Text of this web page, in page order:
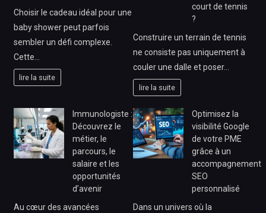
Choisir le cadeau idéal pour une
baby shower peut parfois
sembler un défi complexe.
Cette…
lire la suite
court de tennis
?
Construire un terrain de tennis
ne consiste pas uniquement à
couler une dalle et poser…
lire la suite
Immunologiste :
Découvrez le
métier, le
parcours, le
salaire et les
opportunités
d’avenir
Au cœur des avancées
Optimisez la
visibilité Google
de votre PME
grâce à un
accompagnement
SEO
personnalisé
Dans un univers où la